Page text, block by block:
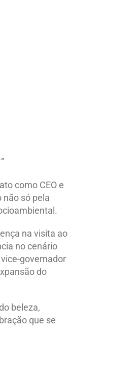
como CEO e
só pela
na visita ao
no cenário
governador
do
beleza,
que se